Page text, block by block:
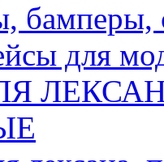
бамперы,
для